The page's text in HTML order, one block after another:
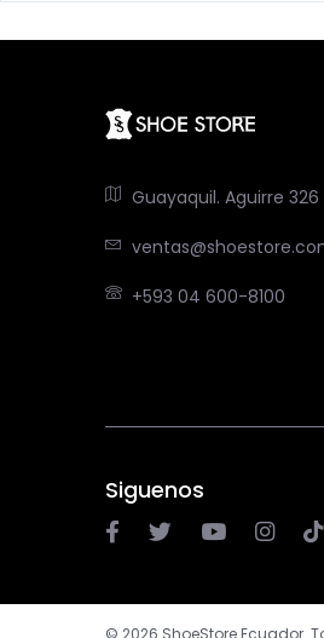
Guayaquil. Aguirre 326
+593 04 600-8100
Siguenos
© 2026 ShoeStore Ecuador.